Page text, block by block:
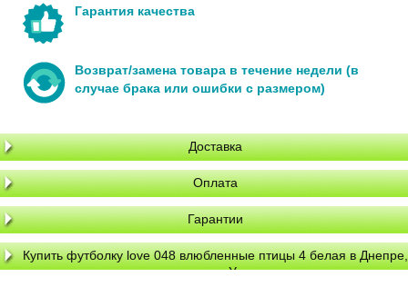
Гарантия качества
Возврат/замена товара в течение недели (в
случае брака или ошибки с размером)
Доставка
Оплата
Гарантии
Купить футболку love 048 влюбленные птицы 4 белая в Днепре,
доставка по Украине